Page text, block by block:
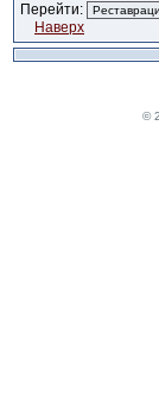
Перейти:
Наверх
©